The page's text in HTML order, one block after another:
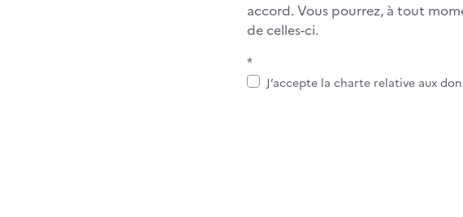
accord. Vous pourrez, à tout
de celles-ci.
*
J’accepte la charte relative aux